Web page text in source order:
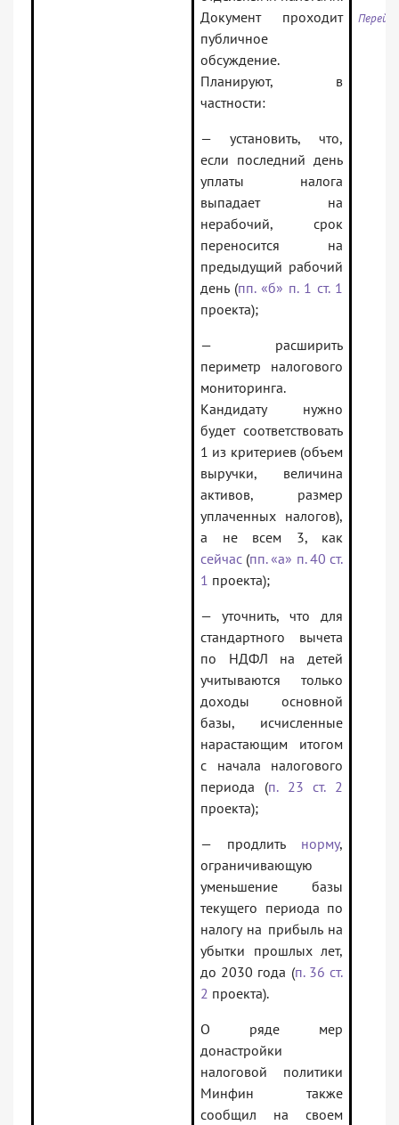
Документ проходит
публичное
обсуждение.
Планируют, в
частности:
— установить, что,
если последний день
уплаты налога
выпадает на
нерабочий, срок
переносится на
предыдущий рабочий
день (пп. «б» п. 1 ст. 1
проекта);
— расширить
периметр налогового
мониторинга.
Кандидату нужно
будет соответствовать
1 из критериев (объем
выручки, величина
активов, размер
уплаченных налогов),
а не всем 3, как
сейчас (пп. «а» п. 40 ст.
1 проекта);
— уточнить, что для
стандартного вычета
по НДФЛ на детей
учитываются только
доходы основной
базы, исчисленные
нарастающим итогом
с начала налогового
периода (п. 23 ст. 2
проекта);
— продлить норму,
ограничивающую
уменьшение базы
текущего периода по
налогу на прибыль на
убытки прошлых лет,
до 2030 года (п. 36 ст.
2 проекта).
О ряде мер
донастройки
налоговой политики
Минфин также
сообщил на своем